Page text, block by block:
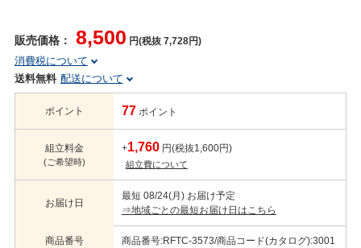
販売価格： 8,500 円(税抜 7,728円)
消費税について
送料無料 配送について
ポイント 77 ポイント
組立料金
(ご希望時)
+1,760 円(税抜1,600円)
組立費について
お届け日
最短 08/24(月) お届け予定
⇒地域ごとの最短お届け日はこちら
商品番号
商品番号:RFTC-3573/商品コード(カタログ):3001